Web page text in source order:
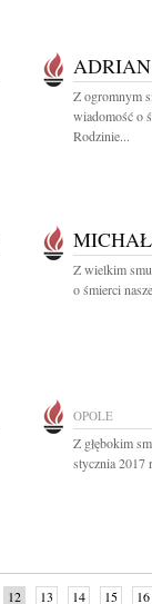
Z ogromnym
wiadomość o
Rodzinie...
Z wielkim
o śmierci
OPOLE
Z głębokim
stycznia 2017
12 13 14 15 16